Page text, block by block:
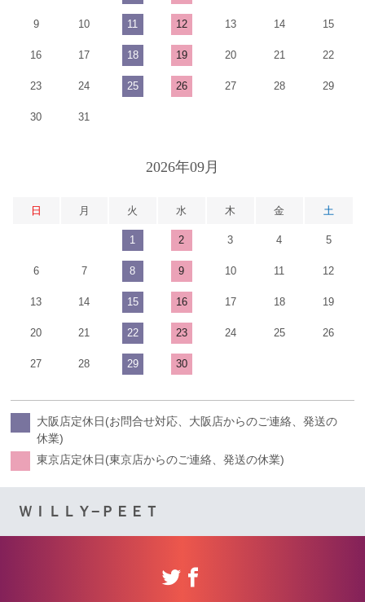
9 10 11 12 13 14 15
16 17 18 19 20 21 22
23 24 25 26 27 28 29
30 31
2026年09月
日 月 火 水 木 金 土
1 2 3 4 5
6 7 8 9 10 11 12
13 14 15 16 17 18 19
20 21 22 23 24 25 26
27 28 29 30
大阪店定休日(お問合せ対応、大阪店からのご連絡、発送の
休業)
東京店定休日(東京店からのご連絡、発送の休業)
ＷＩＬＬＹ−ＰＥＥＴ